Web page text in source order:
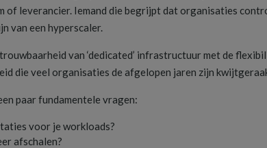
of leverancier. Iemand die begrijpt dat organisaties
van een hyperscaler.
van ‘dedicated’ infrastructuur met de
die veel organisaties de afgelopen jaren zijn
paar fundamentele vragen:
voor je workloads?
afschalen?